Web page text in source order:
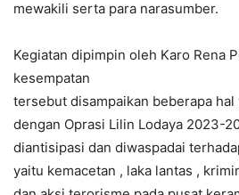
mewakili serta para narasumber.
Kegiatan dipimpin oleh Karo Rena
kesempatan
tersebut disampaikan beberapa
dengan Oprasi Lilin Lodaya 2023-
diantisipasi dan diwaspadai
yaitu kemacetan , laka lantas ,